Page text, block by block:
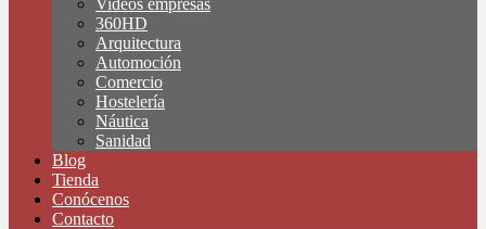
Videos empresas
360HD
Arquitectura
Automoción
Comercio
Hostelería
Náutica
Sanidad
Blog
Tienda
Conócenos
Contacto